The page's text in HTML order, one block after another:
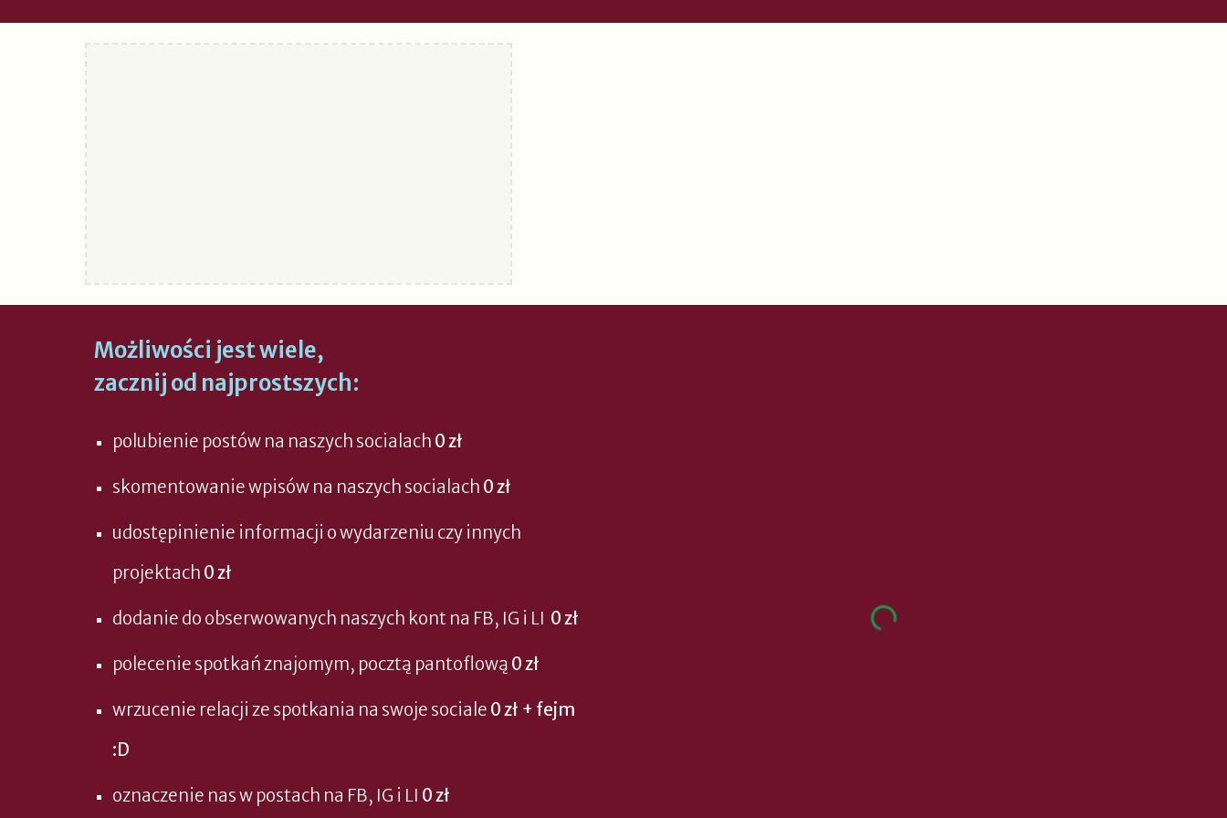
Możliwości jest wiele,
zacznij od najprostszych:
polubienie postów na naszych socialach 0 zł
skomentowanie wpisów na naszych socialach 0 zł
udostępinienie informacji o wydarzeniu czy innych
projektach 0 zł
dodanie do obserwowanych naszych kont na FB, IG i LI 0 zł
polecenie spotkań znajomym, pocztą pantoflową 0 zł
wrzucenie relacji ze spotkania na swoje sociale 0 zł + fejm
:D
oznaczenie nas w postach na FB, IG i LI 0 zł